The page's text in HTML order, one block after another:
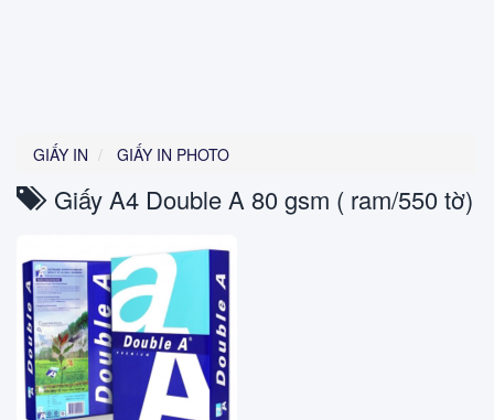
GIẤY IN GIẤY IN PHOTO
Giấy A4 Double A 80 gsm ( ram/550 tờ)